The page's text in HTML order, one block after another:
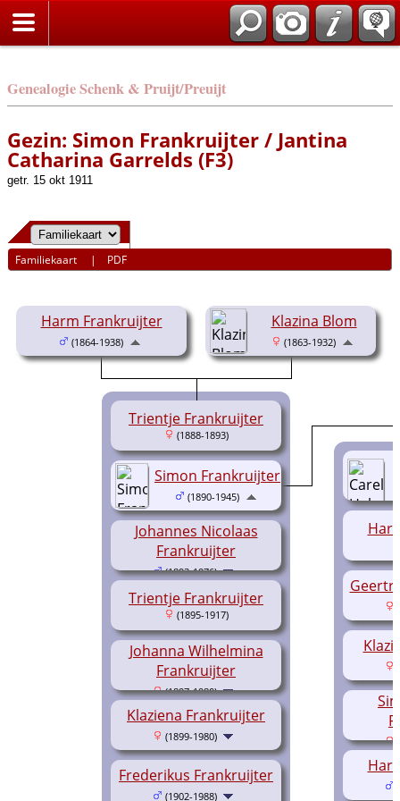
Genealogie Schenk & Pruijt/Preuijt
Gezin: Simon Frankruijter / Jantina
Catharina Garrelds (F3)
getr. 15 okt 1911
Familiekaart | PDF
Harm Frankruijter
(1864-1938)
Klazina Blom
(1863-1932)
Trientje Frankruijter
(1888-1893)
Johannes Nicolaas
Frankruijter
(1893-1976)
Trientje Frankruijter
(1895-1917)
Johanna Wilhelmina
Frankruijter
(1897-1980)
Klaziena Frankruijter
(1899-1980)
Frederikus Frankruijter
(1902-1988)
Simon Frankruijter
(1890-1945)